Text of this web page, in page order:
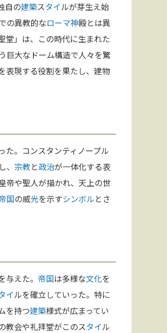
自の建築スタイルが芽生え始
の異教的なローマ神殿とは異
堂」は、この時代に生まれた
巨大なドーム構造で人々を驚
表現する役割を果たし、建物
た。コンスタンティノープル
、 宗教と政治が一体化する表
帝や聖人が描かれ、天上の世
国の威光を示すシンボルとさ
与えた。 帝国は多様な文化を
イルを確立していった。特に
を持つ建築様式が広まってい
教会や礼拝堂がこのスタイル